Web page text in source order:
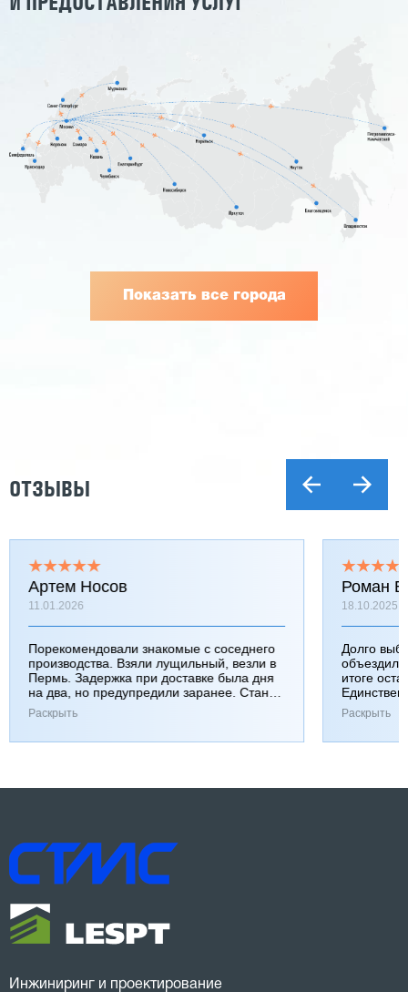
Показать все города
ОТЗЫВЫ
Артем Носов
11.01.2026
Порекомендовали знакомые с соседнего
производства. Взяли лущильный, везли в
Пермь. Задержка при доставке была дня
на два, но предупредили заранее. Станок
работает хорошо, к качеству вопросов нет.
Раскрыть
Роман
18.10.2025
Долго
итоге
Раскрыть
Инжиниринг и проектирование